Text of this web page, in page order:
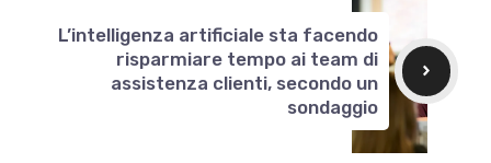
L’intelligenza artificiale sta facendo
risparmiare tempo ai team di
assistenza clienti, secondo un
sondaggio